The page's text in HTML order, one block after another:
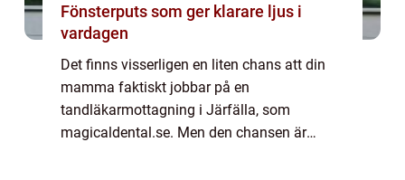
Fönsterputs som ger klarare ljus i
vardagen
Det finns visserligen en liten chans att din
mamma faktiskt jobbar på en
tandläkarmottagning i Järfälla, som
magicaldental.se. Men den chansen är